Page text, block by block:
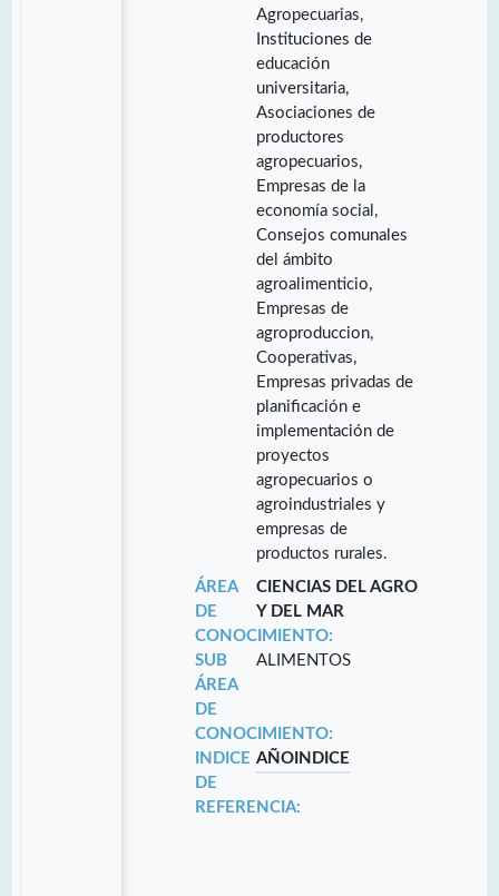
Agropecuarias,
Instituciones de
educación
universitaria,
Asociaciones de
productores
agropecuarios,
Empresas de la
economía social,
Consejos comunales
del ámbito
agroalimenticio,
Empresas de
agroproduccion,
Cooperativas,
Empresas privadas de
planificación e
implementación de
proyectos
agropecuarios o
agroindustriales y
empresas de
productos rurales.
ÁREA
DE
CONOCIMIENTO:
CIENCIAS DEL AGRO
Y DEL MAR
SUB
ÁREA
DE
CONOCIMIENTO:
ALIMENTOS
INDICE
DE
REFERENCIA:
AÑO INDICE